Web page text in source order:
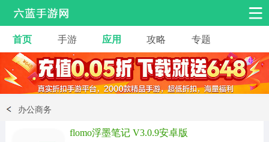
安卓手游 手游工具
热门手游 角色扮演 益智休闲
动作射击
首页 手游 应用 攻略 专题
办公商务
flomo浮墨笔记 V3.0.9安卓版